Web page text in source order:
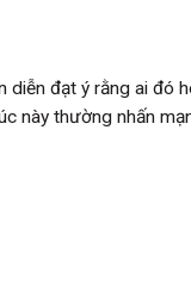
diễn đạt ý rằng ai đó
này thường nhấn